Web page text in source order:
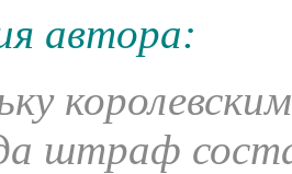
автора:
штраф